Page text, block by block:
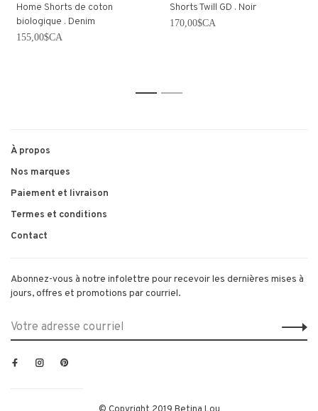
Home Shorts de coton
biologique . Denim
155,00$CA
Shorts Twill GD . Noir
170,00$CA
1 2
À propos
Nos marques
Paiement et livraison
Termes et conditions
Contact
Abonnez-vous à notre infolettre pour recevoir les dernières mises à
jours, offres et promotions par courriel.